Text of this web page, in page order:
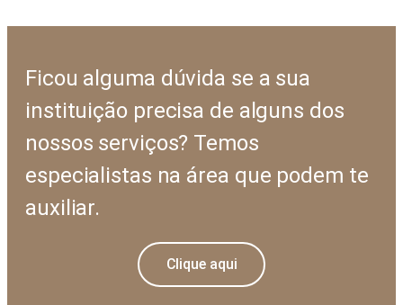
Ficou alguma dúvida se a sua
instituição precisa de alguns dos
nossos serviços? Temos
especialistas na área que podem te
auxiliar.
Clique aqui